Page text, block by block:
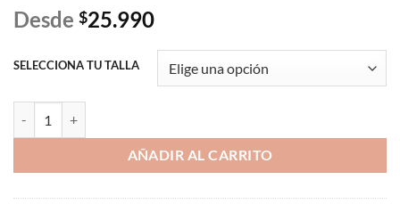
Desde $25.990
SELECCIONA TU TALLA
AÑADIR AL CARRITO